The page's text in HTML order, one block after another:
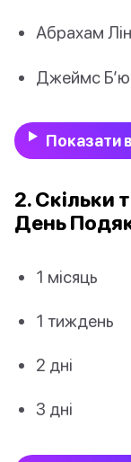
Абрахам
Джеймс
Показати
2. Скільки
День
1 місяць
1 тиждень
2 дні
3 дні